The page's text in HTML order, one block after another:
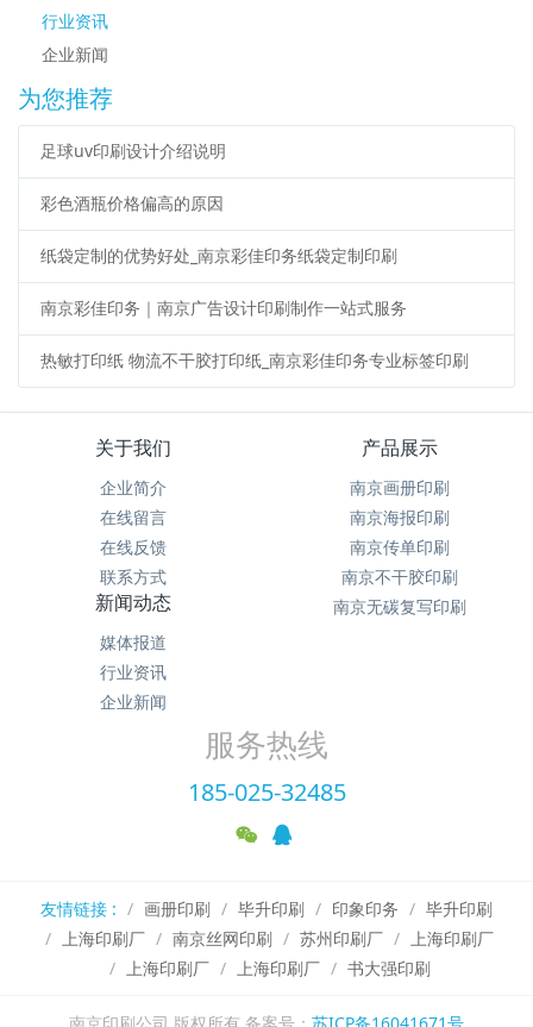
行业资讯
企业新闻
为您推荐
足球uv印刷设计介绍说明
彩色酒瓶价格偏高的原因
纸袋定制的优势好处_南京彩佳印务纸袋定制印刷
南京彩佳印务｜南京广告设计印刷制作一站式服务
热敏打印纸 物流不干胶打印纸_南京彩佳印务专业标签印刷
关于我们
企业简介
在线留言
在线反馈
联系方式
产品展示
南京画册印刷
南京海报印刷
南京传单印刷
南京不干胶印刷
南京无碳复写印刷
新闻动态
媒体报道
行业资讯
企业新闻
服务热线
185-025-32485
友情链接 : 画册印刷 毕升印刷 印象印务
毕升印刷
上海印刷厂
南京丝网印刷 苏州印刷厂
上海印刷厂
上海印刷厂
上海印刷厂 书大强印刷
南京印刷公司 版权所有 备案号： 苏ICP备16041671号